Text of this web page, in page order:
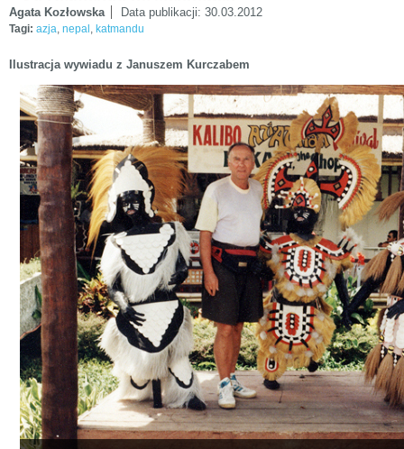
Agata Kozłowska Data publikacji: 30.03.2012
Tagi: azja, nepal , katmandu
Ilustracja wywiadu z Januszem Kurczabem